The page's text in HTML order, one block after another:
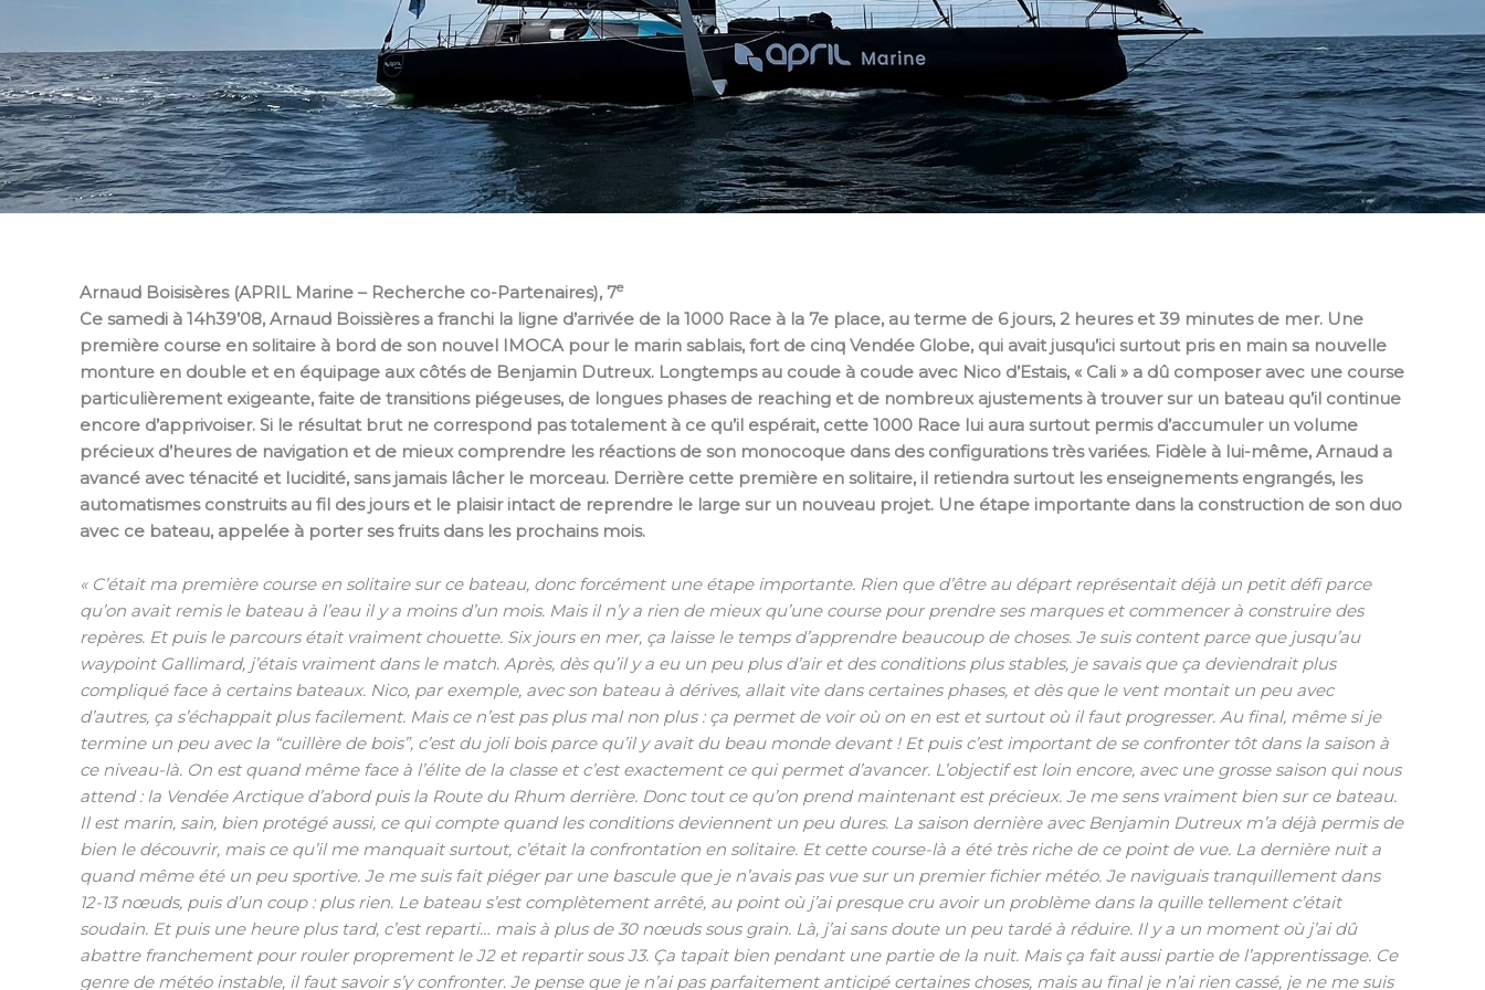
Arnaud Boisisères (APRIL Marine – Recherche co-Partenaires), 7e
Ce samedi à 14h39’08, Arnaud Boissières a franchi la ligne d’arrivée de la 1000 Race à la 7e place, au terme de 6 jours, 2 heures et 39 minutes de mer. Une
première course en solitaire à bord de son nouvel IMOCA pour le marin sablais, fort de cinq Vendée Globe, qui avait jusqu’ici surtout pris en main sa nouvelle
monture en double et en équipage aux côtés de Benjamin Dutreux. Longtemps au coude à coude avec Nico d’Estais, « Cali » a dû composer avec une course
particulièrement exigeante, faite de transitions piégeuses, de longues phases de reaching et de nombreux ajustements à trouver sur un bateau qu’il continue
encore d’apprivoiser. Si le résultat brut ne correspond pas totalement à ce qu’il espérait, cette 1000 Race lui aura surtout permis d’accumuler un volume
précieux d’heures de navigation et de mieux comprendre les réactions de son monocoque dans des configurations très variées. Fidèle à lui-même, Arnaud a
avancé avec ténacité et lucidité, sans jamais lâcher le morceau. Derrière cette première en solitaire, il retiendra surtout les enseignements engrangés, les
automatismes construits au fil des jours et le plaisir intact de reprendre le large sur un nouveau projet. Une étape importante dans la construction de son duo
avec ce bateau, appelée à porter ses fruits dans les prochains mois.
« C’était ma première course en solitaire sur ce bateau, donc forcément une étape importante. Rien que d’être au départ représentait déjà un petit défi parce
qu’on avait remis le bateau à l’eau il y a moins d’un mois. Mais il n’y a rien de mieux qu’une course pour prendre ses marques et commencer à construire des
repères. Et puis le parcours était vraiment chouette. Six jours en mer, ça laisse le temps d’apprendre beaucoup de choses. Je suis content parce que jusqu’au
waypoint Gallimard, j’étais vraiment dans le match. Après, dès qu’il y a eu un peu plus d’air et des conditions plus stables, je savais que ça deviendrait plus
compliqué face à certains bateaux. Nico, par exemple, avec son bateau à dérives, allait vite dans certaines phases, et dès que le vent montait un peu avec
d’autres, ça s’échappait plus facilement. Mais ce n’est pas plus mal non plus : ça permet de voir où on en est et surtout où il faut progresser. Au final, même si je
termine un peu avec la “cuillère de bois”, c’est du joli bois parce qu’il y avait du beau monde devant ! Et puis c’est important de se confronter tôt dans la saison à
ce niveau-là. On est quand même face à l’élite de la classe et c’est exactement ce qui permet d’avancer. L’objectif est loin encore, avec une grosse saison qui nous
attend : la Vendée Arctique d’abord puis la Route du Rhum derrière. Donc tout ce qu’on prend maintenant est précieux. Je me sens vraiment bien sur ce bateau.
Il est marin, sain, bien protégé aussi, ce qui compte quand les conditions deviennent un peu dures. La saison dernière avec Benjamin Dutreux m’a déjà permis de
bien le découvrir, mais ce qu’il me manquait surtout, c’était la confrontation en solitaire. Et cette course-là a été très riche de ce point de vue. La dernière nuit a
quand même été un peu sportive. Je me suis fait piéger par une bascule que je n’avais pas vue sur un premier fichier météo. Je naviguais tranquillement dans
12-13 nœuds, puis d’un coup : plus rien. Le bateau s’est complètement arrêté, au point où j’ai presque cru avoir un problème dans la quille tellement c’était
soudain. Et puis une heure plus tard, c’est reparti… mais à plus de 30 nœuds sous grain. Là, j’ai sans doute un peu tardé à réduire. Il y a un moment où j’ai dû
abattre franchement pour rouler proprement le J2 et repartir sous J3. Ça tapait bien pendant une partie de la nuit. Mais ça fait aussi partie de l’apprentissage. Ce
genre de météo instable, il faut savoir s’y confronter. Je pense que je n’ai pas parfaitement anticipé certaines choses, mais au final je n’ai rien cassé, je ne me suis